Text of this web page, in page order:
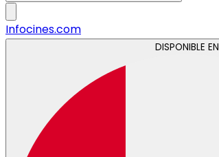
Infocines.com
DISPONIBLE EN